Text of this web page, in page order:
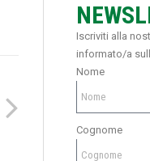
Iscriviti alla
informato/a
Nome
Cognome